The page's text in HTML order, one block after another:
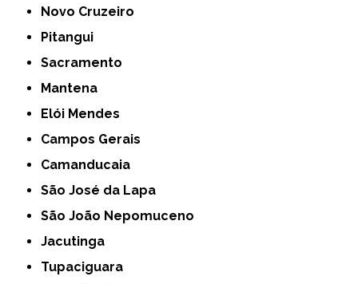
Novo Cruzeiro
Pitangui
Sacramento
Mantena
Elói Mendes
Campos Gerais
Camanducaia
São José da Lapa
São João Nepomuceno
Jacutinga
Tupaciguara